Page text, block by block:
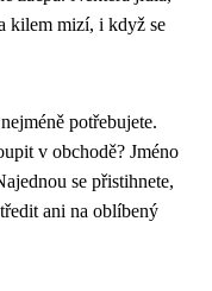
kilem mizí, i když se
potřebujete.
v obchodě? Jméno
se přistihnete,
ani na oblíbený